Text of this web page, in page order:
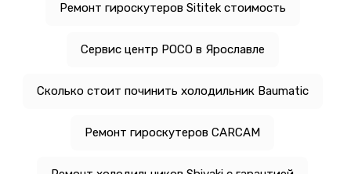
Ремонт гироскутеров Sititek стоимость
Сервис центр POCO в Ярославле
Сколько стоит починить холодильник Baumatic
Ремонт гироскутеров CARCAM